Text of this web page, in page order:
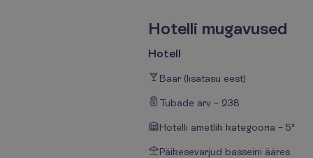
Hotelli mugavused
Hotell
Baar (lisatasu eest)
Tubade arv – 238
Hotelli ametlik kategooria – 5*
Päikesevarjud basseini ääres